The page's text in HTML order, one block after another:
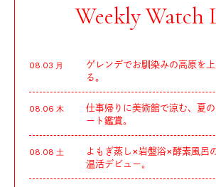
Weekly Watch
08.03 月
ゲレンデでお馴染みの高原を
る。
08.06 木
仕事帰りに美術館で涼む、夏
ート鑑賞。
08.08 土
よもぎ蒸し×岩盤浴×酵素風呂
温活デビュー。